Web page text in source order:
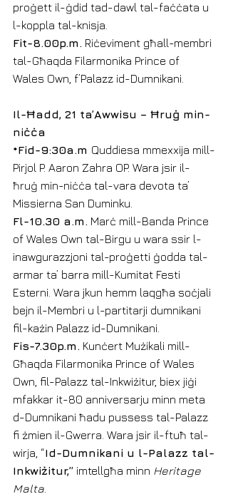
proġett il-ġdid tad-dawl tal-faċċata u
l-koppla tal-knisja.
Fit-8.00p.m. Riċeviment għall-membri
tal-Għaqda Filarmonika Prince of
Wales Own, f’Palazz id-Dumnikani.
Il-Ħadd, 21 ta’Awwisu – Ħruġ min-
niċċa
*Fid-9:30a.m Quddiesa mmexxija mill-
Pirjol P. Aaron Zahra OP. Wara jsir il-
ħruġ min-niċċa tal-vara devota ta’
Missierna San Duminku.
Fl-10.30 a.m. Marċ mill-Banda Prince
of Wales Own tal-Birgu u wara ssir l-
inawgurazzjoni tal-proġetti ġodda tal-
armar ta’ barra mill-Kumitat Festi
Esterni. Wara jkun hemm laqgħa soċjali
bejn il-Membri u l-partitarji dumnikani
fil-każin Palazz id-Dumnikani.
Fis-7.30p.m. Kunċert Mużikali mill-
Għaqda Filarmonika Prince of Wales
Own, fil-Palazz tal-Inkwiżitur, biex jiġi
mfakkar it-80 anniversarju minn meta
d-Dumnikani ħadu pussess tal-Palazz
fi żmien il-Gwerra. Wara jsir il-ftuħ tal-
wirja, “Id-Dumnikani u l-Palazz tal-
Inkwiżitur,” imtellgħa minn Heritage
Malta